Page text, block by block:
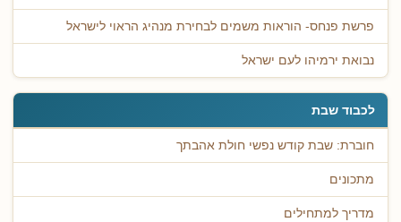
פרשת פנחס- הוראות משמים לבחירת מנהיג הראוי לישראל
נבואת ירמיהו לעם ישראל
לכבוד שבת
חוברת: שבת קודש נפשי חולת אהבתך
מתכונים
מדריך למתחילים